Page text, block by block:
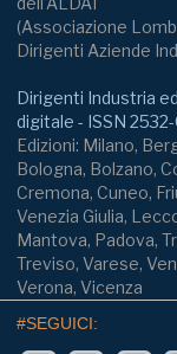
(Associazione
Dirigenti Aziende
Dirigenti Industria
digitale - ISSN
Edizioni: Milano,
Bologna, Bolzano,
Cremona, Cuneo,
Venezia Giulia,
Mantova, Padova,
Treviso, Varese,
Verona, Vicenza
#SEGUICI: